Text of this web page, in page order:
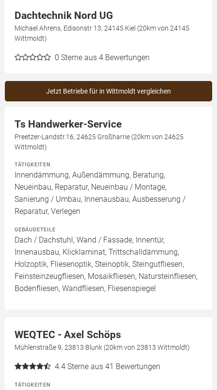
Dachtechnik Nord UG
Michael Ahrens, Edisonstr 13, 24145 Kiel (20km von 24145
Wittmoldt)
0 Sterne aus 4 Bewertungen
Jetzt Betriebe für in Wittmoldt vergleichen
Ts Handwerker-Service
Preetzer-Landstr.16, 24625 Großharrie (20km von 24625
Wittmoldt)
TÄTIGKEITEN
Innendämmung, Außendämmung, Beratung,
Neueinbau, Reparatur, Neueinbau / Montage,
Sanierung / Umbau, Innenausbau, Ausbesserung /
Reparatur, Verlegen
GEBÄUDETEILE
Dach / Dachstuhl, Wand / Fassade, Innentür,
Innenausbau, Klicklaminat, Trittschalldämmung,
Holzoptik, Fliesenoptik, Steinoptik, Steingutfliesen,
Feinsteinzeugfliesen, Mosaikfliesen, Natursteinfliesen,
Bodenfliesen, Wandfliesen, Fliesenspiegel
WEQTEC - Axel Schöps
Mühlenstraße 9, 23813 Blunk (20km von 23813 Wittmoldt)
4.4 Sterne aus 41 Bewertungen
TÄTIGKEITEN